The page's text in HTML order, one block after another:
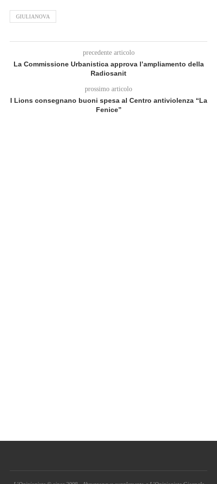
GIULIANOVA
precedente articolo
La Commissione Urbanistica approva l’ampliamento della
Radiosanit
prossimo articolo
I Lions consegnano buoni spesa al Centro antiviolenza “La
Fenice”